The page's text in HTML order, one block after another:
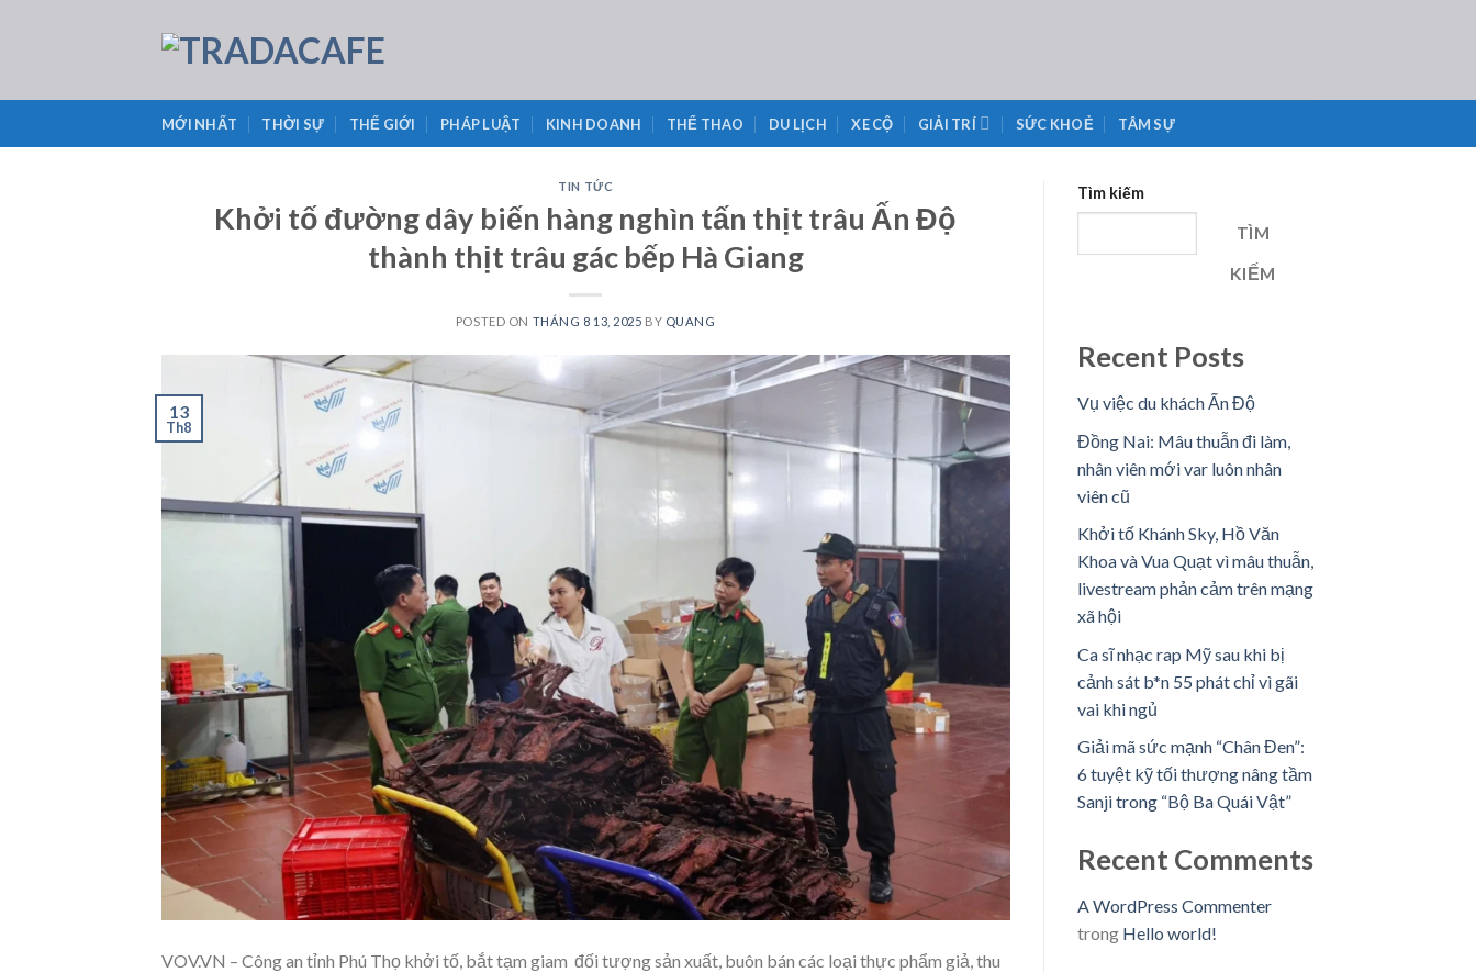
MỚI NHẤT THỜI SỰ THẾ GIỚI PHÁP LUẬT KINH DOANH THỂ THAO DU LỊCH XE CỘ GIẢI TRÍ SỨC KHOẺ TÂM SỰ
TIN TỨC
Khởi tố đường dây biến hàng nghìn tấn thịt trâu Ấn Độ
thành thịt trâu gác bếp Hà Giang
POSTED ON THÁNG 8 13, 2025 BY QUANG
13
Th8
VOV.VN – Công an tỉnh Phú Thọ khởi tố, bắt tạm giam đối tượng sản xuất, buôn bán các loại thực phẩm giả, thu
Tìm kiếm
TÌM
KIẾM
Recent Posts
Vụ việc du khách Ấn Độ
Đồng Nai: Mâu thuẫn đi làm,
nhân viên mới var luôn nhân
viên cũ
Khởi tố Khánh Sky, Hồ Văn
Khoa và Vua Quạt vì mâu thuẫn,
livestream phản cảm trên mạng
xã hội
Ca sĩ nhạc rap Mỹ sau khi bị
cảnh sát b*n 55 phát chỉ vì gãi
vai khi ngủ
Giải mã sức mạnh “Chân Đen”:
6 tuyệt kỹ tối thượng nâng tầm
Sanji trong “Bộ Ba Quái Vật”
Recent Comments
A WordPress Commenter
trong Hello world!